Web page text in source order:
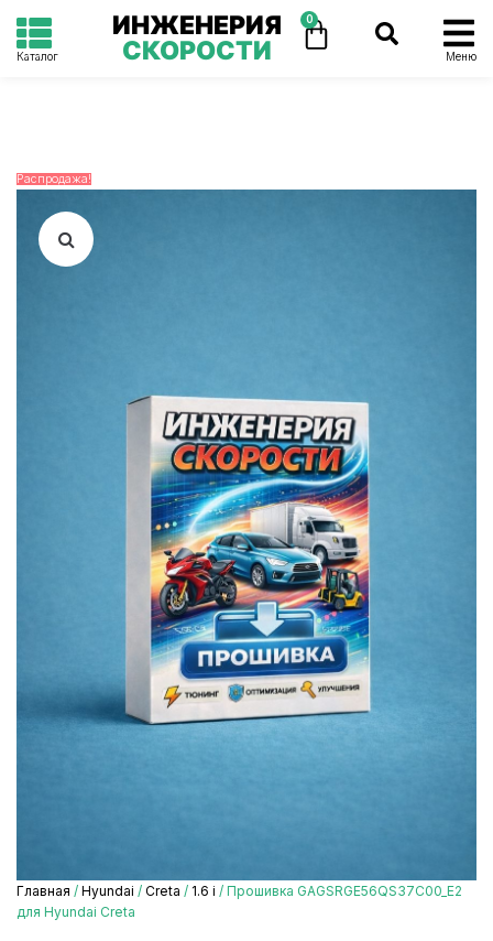
Каталог
ИНЖЕНЕРИЯ
СКОРОСТИ
0
Меню
Распродажа!
Главная / Hyundai / Creta / 1.6 i / Прошивка GAGSRGE56QS37C00_E2
для Hyundai Creta